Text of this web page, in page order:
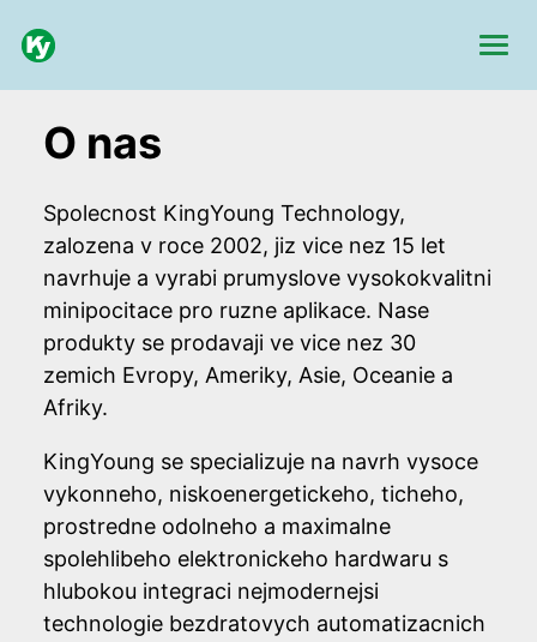
O nas
Spolecnost KingYoung Technology,
zalozena v roce 2002, jiz vice nez 15 let
navrhuje a vyrabi prumyslove vysokokvalitni
minipocitace pro ruzne aplikace. Nase
produkty se prodavaji ve vice nez 30
zemich Evropy, Ameriky, Asie, Oceanie a
Afriky.
KingYoung se specializuje na navrh vysoce
vykonneho, niskoenergetickeho, ticheho,
prostredne odolneho a maximalne
spolehlibeho elektronickeho hardwaru s
hlubokou integraci nejmodernejsi
technologie bezdratovych automatizacnich